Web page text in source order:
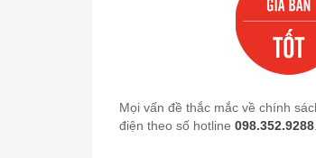
Mọi vấn đề thắc mắc về chính
điện theo số hotline 098.352.9288